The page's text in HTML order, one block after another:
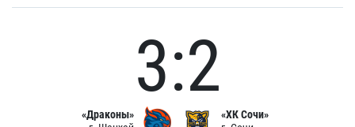
«Драконы»
3:2
«ХК Сочи»